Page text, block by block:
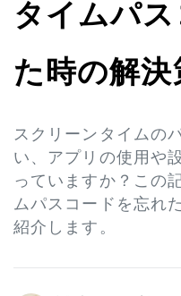
タイムパ
た時の解決
スクリーンタイムの
い、アプリの使用や
っていますか？この
ムパスコードを忘れ
紹介します。